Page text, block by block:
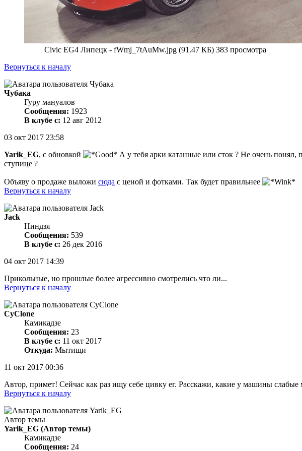
Civic EG4 Липецк - fWmj_7tAuMw.jpg (91.47 КБ) 383 просмотра
Вернуться к началу
Чубака
Гуру мануалов
Сообщения: 1923
В клубе с: 12 авг 2012
03 окт 2017 23:58
Yarik_EG, с обновкой
А у тебя арки катанные или сток ? Не очень понял,
ступице ?
Объяву о продаже выложи сюда с ценой и фотками. Так будет правильнее
Вернуться к началу
Jack
Ниндзя
Сообщения: 539
В клубе с: 26 дек 2016
04 окт 2017 14:39
Прикольные, но прошлые более агрессивно смотрелись что ли...
Вернуться к началу
CyClone
Камикадзе
Сообщения: 23
В клубе с: 11 окт 2017
Откуда: Мытищи
11 окт 2017 00:36
Автор, примет! Сейчас как раз ищу себе цивку ег. Расскажи, какие у машины
Вернуться к началу
Автор темы
Yarik_EG (Автор темы)
Камикадзе
Сообщения: 24